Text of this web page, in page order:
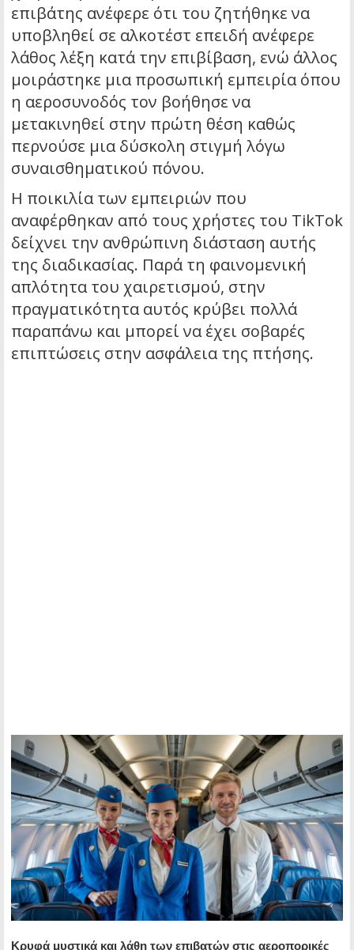
επιβάτης ανέφερε ότι του ζητήθηκε να
υποβληθεί σε αλκοτέστ επειδή ανέφερε
λάθος λέξη κατά την επιβίβαση, ενώ άλλος
μοιράστηκε μια προσωπική εμπειρία όπου
η αεροσυνοδός τον βοήθησε να
μετακινηθεί στην πρώτη θέση καθώς
περνούσε μια δύσκολη στιγμή λόγω
συναισθηματικού πόνου.
Η ποικιλία των εμπειριών που
αναφέρθηκαν από τους χρήστες του TikTok
δείχνει την ανθρώπινη διάσταση αυτής
της διαδικασίας. Παρά τη φαινομενική
απλότητα του χαιρετισμού, στην
πραγματικότητα αυτός κρύβει πολλά
παραπάνω και μπορεί να έχει σοβαρές
επιπτώσεις στην ασφάλεια της πτήσης.
Κρυφά μυστικά και λάθη των επιβατών στις αεροπορικές